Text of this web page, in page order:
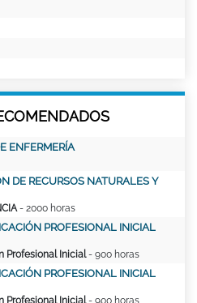
ENFERMERÍA
DE RECURSOS NATURALES Y
- 2000 horas
PROFESIONAL INICIAL
Profesional Inicial- 900 horas
PROFESIONAL INICIAL
Profesional Inicial- 900 horas